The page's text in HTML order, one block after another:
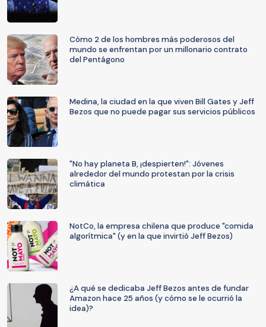
Cómo 2 de los hombres más poderosos del
mundo se enfrentan por un millonario contrato
del Pentágono
Medina, la ciudad en la que viven Bill Gates y Jeff
Bezos que no puede pagar sus servicios públicos
"No hay planeta B, ¡despierten!": Jóvenes
alrededor del mundo protestan por la crisis
climática
NotCo, la empresa chilena que produce "comida
algorítmica" (y en la que invirtió Jeff Bezos)
¿A qué se dedicaba Jeff Bezos antes de fundar
Amazon hace 25 años (y cómo se le ocurrió la
idea)?